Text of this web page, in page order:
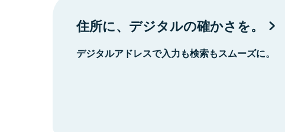
住所に、デジタルの確かさを。
デジタルアドレスで入力も検索もスムーズに。